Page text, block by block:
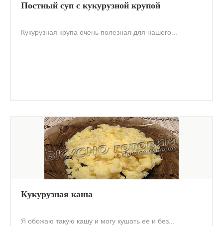
Постный суп с кукурузной крупой
Кукурузная крупа очень полезная для нашего...
Кукурузная каша
Я обожаю такую кашу и могу кушать ее и без...